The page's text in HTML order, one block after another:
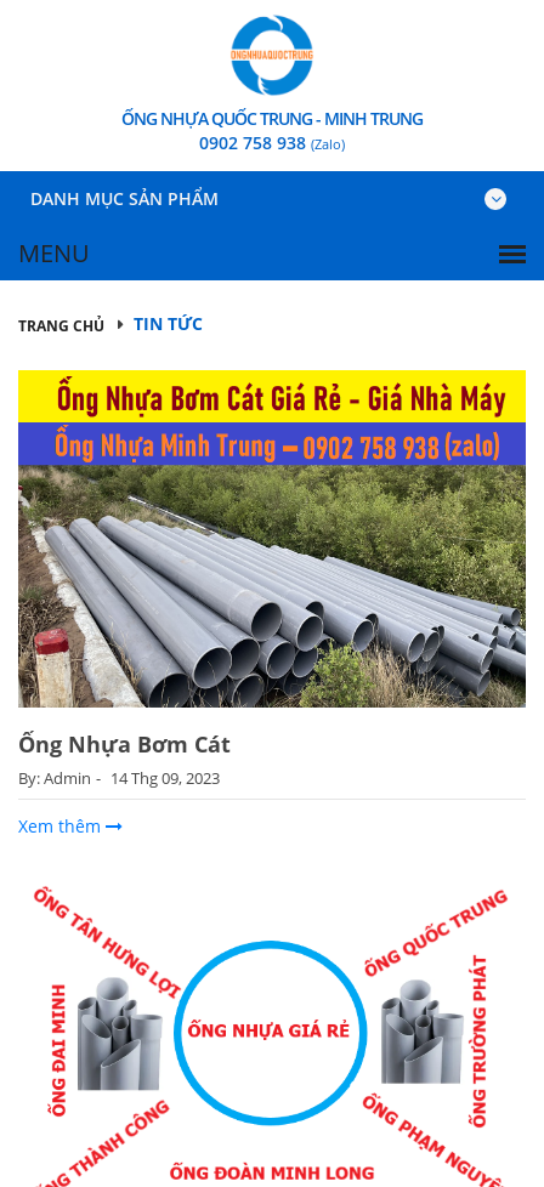
ỐNG NHỰA QUỐC TRUNG - MINH TRUNG
0902 758 938 (Zalo)
DANH MỤC SẢN PHẨM
TRANG CHỦ TIN TỨC
Ống Nhựa Bơm Cát
By: Admin 14 Thg 09, 2023
Xem thêm